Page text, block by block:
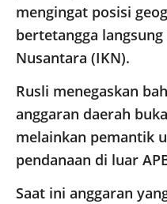
mengingat posisi
bertetangga
Nusantara (IKN).
Rusli menegaskan
anggaran daerah
melainkan pemantik
pendanaan di luar
Saat ini anggaran